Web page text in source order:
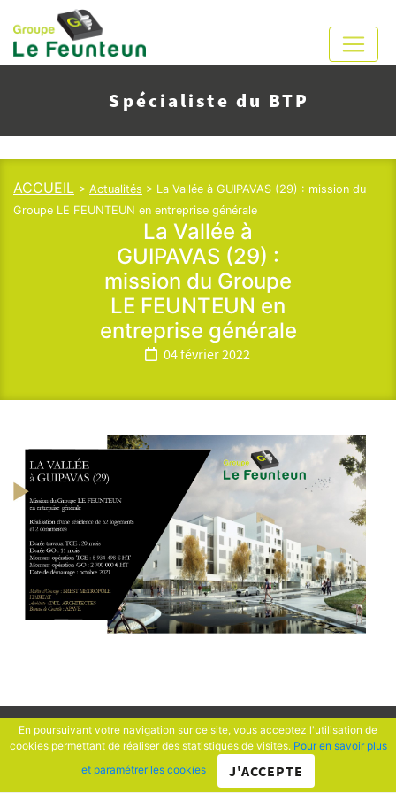
En poursuivant votre navigation sur ce site, vous acceptez l'utilisation de
cookies permettant de réaliser des statistiques de visites. Pour en savoir plus
et paramétrer les cookies
J'ACCEPTE
Spécialiste du BTP
ACCUEIL > Actualités > La Vallée à GUIPAVAS (29) : mission du
Groupe LE FEUNTEUN en entreprise générale
La Vallée à
GUIPAVAS (29) :
mission du Groupe
LE FEUNTEUN en
entreprise générale
04 février 2022